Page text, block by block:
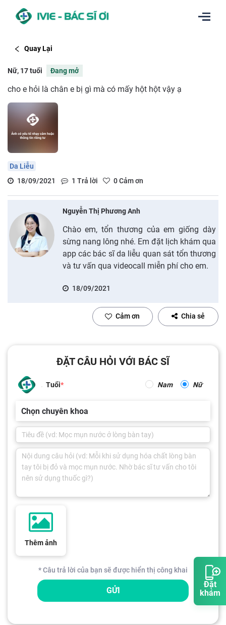
Đặt
khám
Quay Lại
Nữ, 17 tuổi Đang mở
cho e hỏi là chân e bị gì mà có mấy hột hột vậy ạ
Da Liễu
18/09/2021
1 Trả lời 0Cảm ơn
Nguyễn Thị Phương Anh
Chào em, tổn thương của em giống dày
sừng nang lông nhé. Em đặt lịch khám qua
app các bác sĩ da liễu quan sát tổn thương
và tư vấn qua videocall miễn phí cho em.
18/09/2021
Cảm ơn Chia sẻ
ĐẶT CÂU HỎI VỚI BÁC SĨ
Tuổi Nam Nữ
Chọn chuyên khoa
Thêm ảnh
* Câu trả lời của bạn sẽ được hiển thị công khai
GỬI